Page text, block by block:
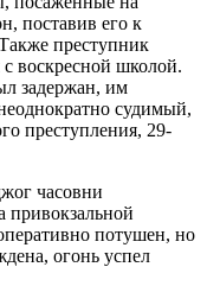
поставив его к
преступник
воскресной школой.
задержан, им
судимый,
преступления, 29-
часовни
привокзальной
потушен, но
огонь успел